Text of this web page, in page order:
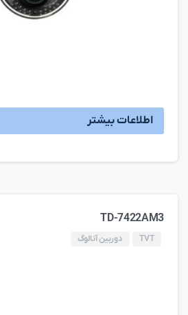
اطلاعات بیشتر
TD-7422AM3
TVT دوربین آنالوگ